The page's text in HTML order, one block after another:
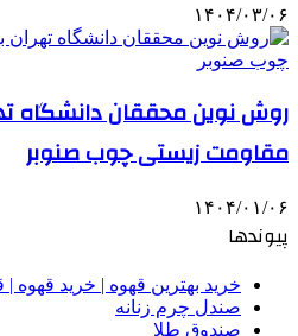
۱۴۰۴/۰۳/۰۶
روش نوین محققان دانشگاه
مقاومت زیستی چوب صنوبر
۱۴۰۴/۰۱/۰۶
پیوندها
خرید بهترین قهوه | خرید قهوه |
صندل چرم زنانه
صندوق طلا